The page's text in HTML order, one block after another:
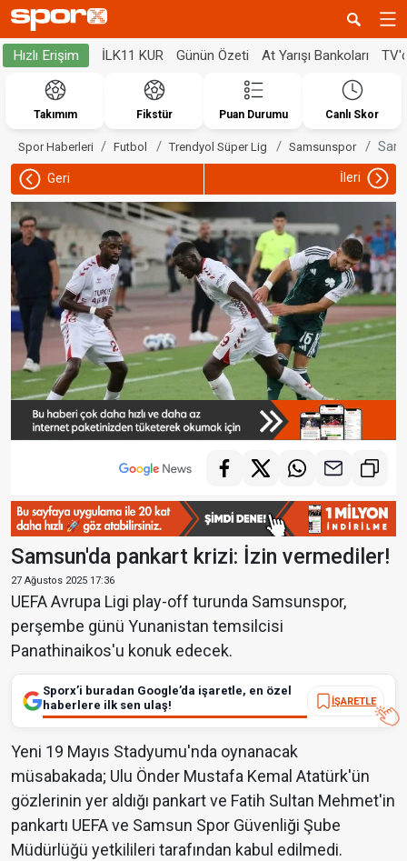
Hızlı Erişim İLK11 KUR Günün Özeti At Yarışı Bankoları
Takımım Fikstür Puan Durumu Canlı Skor
Spor Haberleri Futbol Trendyol Süper Lig Samsunspor
Geri İleri
Samsun'da pankart krizi: İzin vermediler!
27 Ağustos 2025 17:36
UEFA Avrupa Ligi play-off turunda Samsunspor,
perşembe günü Yunanistan temsilcisi
Panathinaikos'u konuk edecek.
Sporx’i buradan Google’da işaretle, en özel
haberlere ilk sen ulaş!
İŞARETLE
Yeni 19 Mayıs Stadyumu'nda oynanacak
müsabakada; Ulu Önder Mustafa Kemal Atatürk'ün
gözlerinin yer aldığı pankart ve Fatih Sultan Mehmet'in
pankartı UEFA ve Samsun Spor Güvenliği Şube
Müdürlüğü yetkilileri tarafından kabul edilmedi.